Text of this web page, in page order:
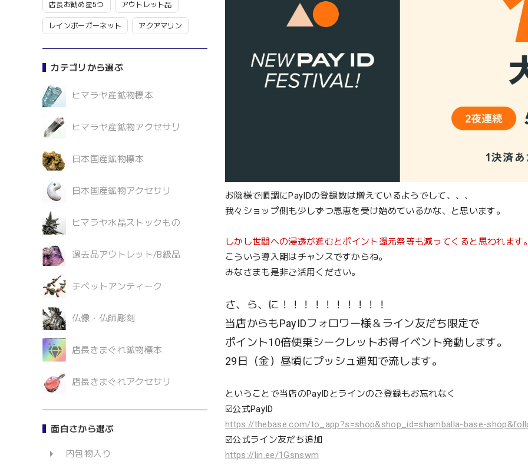
店長お勧め星5つ アウトレット品
レインボーガーネット アクアマリン
カテゴリから選ぶ
ヒマラヤ産鉱物標本
ヒマラヤ産鉱物アクセサリ
日本国産鉱物標本
日本国産鉱物アクセサリ
ヒマラヤ水晶ストックもの
過去品アウトレット/B級品
チベットアンティーク
仏像・仏師彫刻
店長きまぐれ鉱物標本
店長きまぐれアクセサリ
面白さから選ぶ
内包物入り
お陰様で順調にPayIDの登録数は増えているようでして、、、
我々ショップ側も少しずつ恩恵を受け始めているかな、と思います。
しかし世間への浸透が進むとポイント還元祭等も減ってくると思われます
こういう導入期はチャンスですからね。
みなさまも是非ご活用ください。
さ、ら、に！！！！！！！！！！
当店からもPayIDフォロワー様＆ライン友だち限定で
ポイント10倍便乗シークレットお得イベント発動します。
29日（金）昼頃にプッシュ通知で流します。
ということで当店のPayIDとラインのご登録もお忘れなく
☑️公式PayID
https://thebase.com/to_app?s=shop&shop_id=shamballa-base-
☑️公式ライン友だち追加
https://lin.ee/1Gsnswm